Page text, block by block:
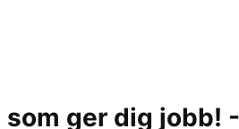
ger dig jobb!